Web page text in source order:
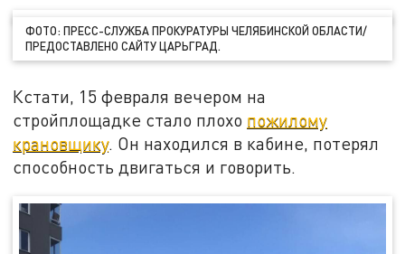
ФОТО: ПРЕСС-СЛУЖБА ПРОКУРАТУРЫ ЧЕЛЯБИНСКОЙ ОБЛАСТИ/
ПРЕДОСТАВЛЕНО САЙТУ ЦАРЬГРАД.
Кстати, 15 февраля вечером на
стройплощадке стало плохо пожилому
крановщику. Он находился в кабине, потерял
способность двигаться и говорить.